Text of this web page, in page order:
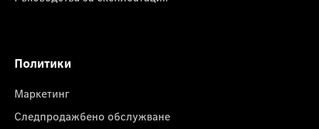
Политики
Маркетинг
Следпродажбено обслужване